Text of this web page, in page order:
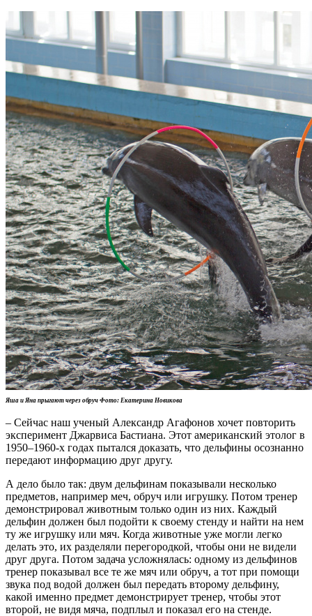
Яша и Яна прыгают через обруч Фото: Екатерина Новикова
– Сейчас наш ученый Александр Агафонов хочет повторить
эксперимент Джарвиса Бастиана. Этот американский этолог в
1950–1960-х годах пытался доказать, что дельфины осознанно
передают информацию друг другу.
А дело было так: двум дельфинам показывали несколько
предметов, например меч, обруч или игрушку. Потом тренер
демонстрировал животным только один из них. Каждый
дельфин должен был подойти к своему стенду и найти на нем
ту же игрушку или мяч. Когда животные уже могли легко
делать это, их разделяли перегородкой, чтобы они не видели
друг друга. Потом задача усложнялась: одному из дельфинов
тренер показывал все те же мяч или обруч, а тот при помощи
звука под водой должен был передать второму дельфину,
какой именно предмет демонстрирует тренер, чтобы этот
второй, не видя мяча, подплыл и показал его на стенде.